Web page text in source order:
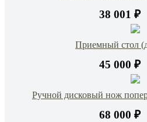
38 001 ₽
Приемный стол
45 000 ₽
Ручной дисковый нож
68 000 ₽